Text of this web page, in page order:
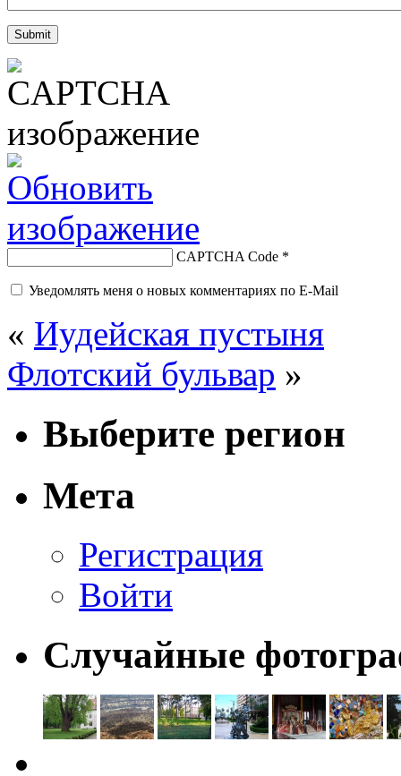
CAPTCHA Code *
Уведомлять меня о новых комментариях по E-Mail
« Иудейская пустыня
Флотский бульвар »
Выберите регион
Мета
Регистрация
Войти
Случайные